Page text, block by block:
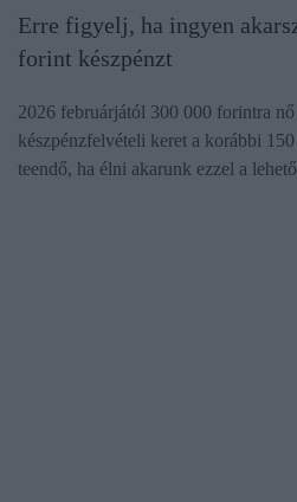
Erre figyelj, ha ingyen
forint készpénzt
2026 februárjától 300 000 forintra
készpénzfelvételi keret a korábbi
teendő, ha élni akarunk ezzel a